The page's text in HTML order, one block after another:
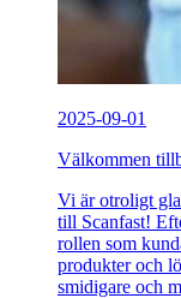
2025-09-01
Välkommen
Vi är otroligt
till Scanfast!
rollen som
produkter och
smidigare och